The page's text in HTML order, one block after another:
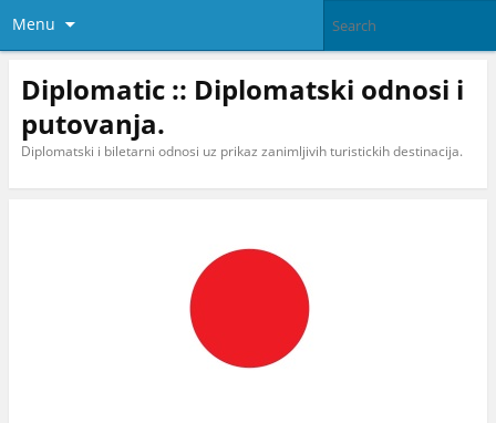
Menu
Diplomatic :: Diplomatski odnosi i
putovanja.
Diplomatski i biletarni odnosi uz prikaz zanimljivih turistickih destinacija.